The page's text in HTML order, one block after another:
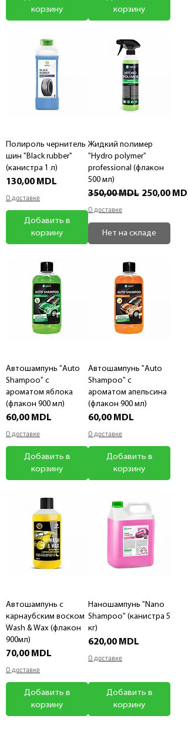
корзину
корзину
Полироль чернитель
шин "Black rubber"
(канистра 1 л)
Цена
130,00 MDL
О доставке
Добавить в
корзину
Жидкий полимер
"Hydro polymer"
professional (флакон
500 мл)
Обычная цена
350,00 MDL Цена со
250,00 MDL
О доставке
Нет на складе
Автошампунь "Auto
Shampoo" с
ароматом яблока
(флакон 900 мл)
Цена
60,00 MDL
О доставке
Добавить в
корзину
Автошампунь "Auto
Shampoo" с
ароматом апельсина
(флакон 900 мл)
Цена
60,00 MDL
О доставке
Добавить в
корзину
Автошампунь с
карнаубским воском
Wash & Wax (флакон
900мл)
Цена
70,00 MDL
О доставке
Добавить в
корзину
Наношампунь "Nano
Shampoo" (канистра 5
кг)
Цена
620,00 MDL
О доставке
Добавить в
корзину